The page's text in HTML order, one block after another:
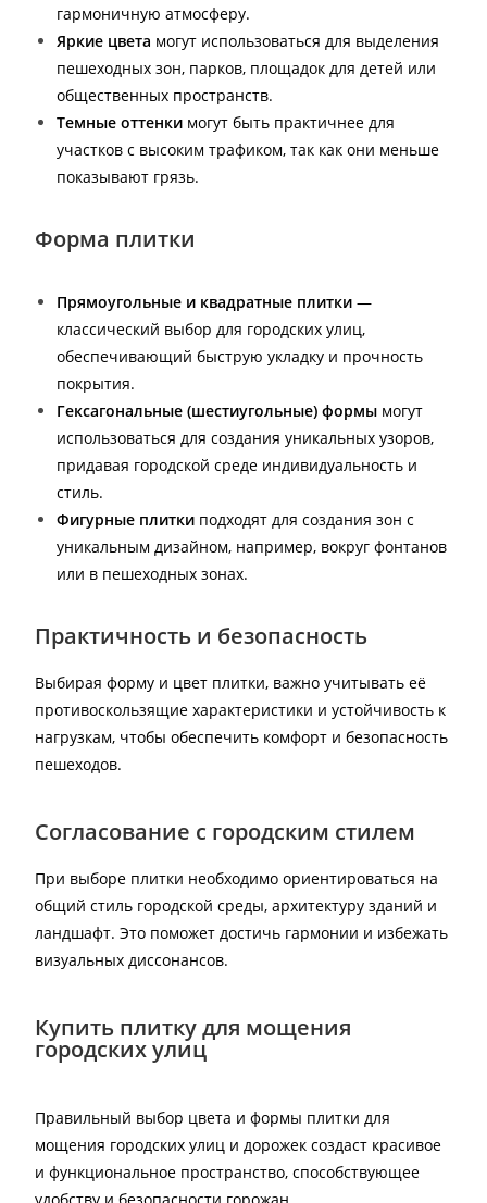
гармоничную атмосферу.
Яркие цвета могут использоваться для выделения
пешеходных зон, парков, площадок для детей или
общественных пространств.
Темные оттенки могут быть практичнее для
участков с высоким трафиком, так как они меньше
показывают грязь.
Форма плитки
Прямоугольные и квадратные плитки —
классический выбор для городских улиц,
обеспечивающий быструю укладку и прочность
покрытия.
Гексагональные (шестиугольные) формы могут
использоваться для создания уникальных узоров,
придавая городской среде индивидуальность и
стиль.
Фигурные плитки подходят для создания зон с
уникальным дизайном, например, вокруг фонтанов
или в пешеходных зонах.
Практичность и безопасность
Выбирая форму и цвет плитки, важно учитывать её
противоскользящие характеристики и устойчивость к
нагрузкам, чтобы обеспечить комфорт и безопасность
пешеходов.
Согласование с городским стилем
При выборе плитки необходимо ориентироваться на
общий стиль городской среды, архитектуру зданий и
ландшафт. Это поможет достичь гармонии и избежать
визуальных диссонансов.
Купить плитку для мощения
городских улиц
Правильный выбор цвета и формы плитки для
мощения городских улиц и дорожек создаст красивое
и функциональное пространство, способствующее